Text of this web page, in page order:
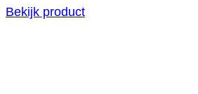
Bekijk product